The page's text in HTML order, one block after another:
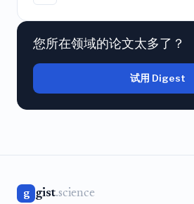
您所在领域的论文太多了？
试用 Digest
g gist.science